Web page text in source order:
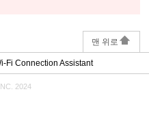
맨 위로
Fi Connection Assistant
2024